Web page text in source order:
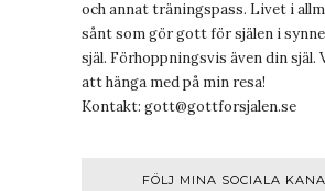
och annat träningspass. Livet i
sånt som gör gott för själen i
själ. Förhoppningsvis även din själ.
att hänga med på min resa!
Kontakt: gott@gottforsjalen.se
FÖLJ MINA SOCIALA